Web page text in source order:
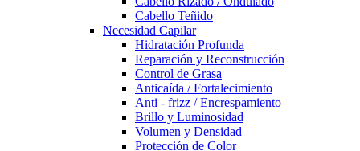
Cabello Teñido
Necesidad Capilar
Hidratación Profunda
Reparación y Reconstrucción
Control de Grasa
Anticaída / Fortalecimiento
Anti - frizz / Encrespamiento
Brillo y Luminosidad
Volumen y Densidad
Protección de Color